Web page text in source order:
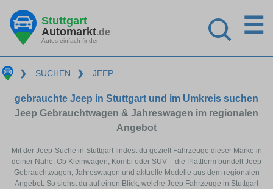
Stuttgart
Automarkt.de
Autos einfach finden
☰
❯ SUCHEN ❯ JEEP
gebrauchte Jeep in Stuttgart und im Umkreis suchen
Jeep Gebrauchtwagen & Jahreswagen im regionalen
Angebot
Mit der Jeep-Suche in Stuttgart findest du gezielt Fahrzeuge dieser Marke in
deiner Nähe. Ob Kleinwagen, Kombi oder SUV – die Plattform bündelt Jeep
Gebrauchtwagen, Jahreswagen und aktuelle Modelle aus dem regionalen
Angebot. So siehst du auf einen Blick, welche Jeep Fahrzeuge in Stuttgart